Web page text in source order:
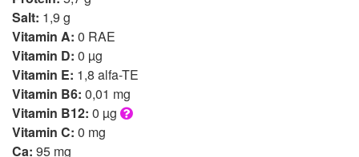
Salt: 1,9 g
Vitamin A: 0 RAE
Vitamin D: 0 µg
Vitamin E: 1,8 alfa-TE
Vitamin B6: 0,01 mg
Vitamin B12: 0 µg
Vitamin C: 0 mg
Ca: 95 mg